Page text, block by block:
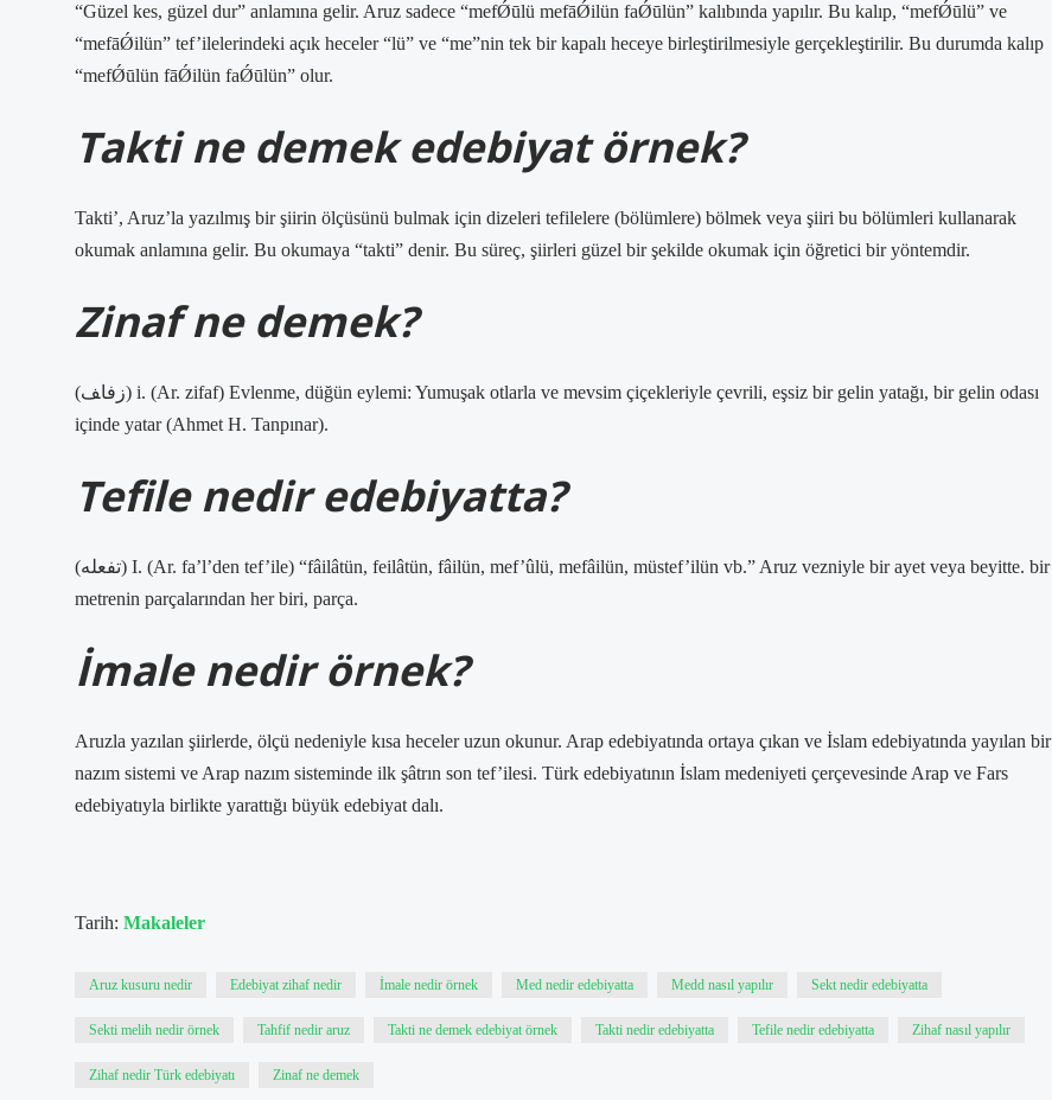
“Güzel kes, güzel dur” anlamına gelir. Aruz sadece “mefǾūlü mefāǾilün faǾūlün” kalıbında yapılır. Bu kalıp, “mefǾūlü” ve
“mefāǾilün” tef’ilelerindeki açık heceler “lü” ve “me”nin tek bir kapalı heceye birleştirilmesiyle gerçekleştirilir. Bu durumda kalıp
“mefǾūlün fāǾilün faǾūlün” olur.
Takti ne demek edebiyat örnek?
Takti’, Aruz’la yazılmış bir şiirin ölçüsünü bulmak için dizeleri tefilelere (bölümlere) bölmek veya şiiri bu bölümleri kullanarak
okumak anlamına gelir. Bu okumaya “takti” denir. Bu süreç, şiirleri güzel bir şekilde okumak için öğretici bir yöntemdir.
Zinaf ne demek?
(ﺯﻓﺎﻒ) i. (Ar. zifaf) Evlenme, düğün eylemi: Yumuşak otlarla ve mevsim çiçekleriyle çevrili, eşsiz bir gelin yatağı, bir gelin odası
içinde yatar (Ahmet H. Tanpınar).
Tefile nedir edebiyatta?
(ﺗﻔﻌﻠﻪ) I. (Ar. fa’l’den tef’ile) “fâilâtün, feilâtün, fâilün, mef’ûlü, mefâilün, müstef’ilün vb.” Aruz vezniyle bir ayet veya beyitte. bir
metrenin parçalarından her biri, parça.
İmale nedir örnek?
Aruzla yazılan şiirlerde, ölçü nedeniyle kısa heceler uzun okunur. Arap edebiyatında ortaya çıkan ve İslam edebiyatında yayılan bir
nazım sistemi ve Arap nazım sisteminde ilk şâtrın son tef’ilesi. Türk edebiyatının İslam medeniyeti çerçevesinde Arap ve Fars
edebiyatıyla birlikte yarattığı büyük edebiyat dalı.
Tarih: Makaleler
Aruz kusuru nedir Edebiyat zihaf nedir İmale nedir örnek Med nedir edebiyatta Medd nasıl yapılır Sekt nedir edebiyatta
Sekti melih nedir örnek Tahfif nedir aruz Takti ne demek edebiyat örnek Takti nedir edebiyatta Tefile nedir edebiyatta Zihaf nasıl yapılır
Zihaf nedir Türk edebiyatı Zinaf ne demek